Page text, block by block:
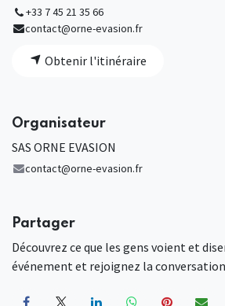
+33 7 45 21 35 66
contact@orne-evasion.fr
Obtenir l'itinéraire
Organisateur
SAS ORNE EVASION
contact@orne-evasion.fr
Partager
Découvrez ce que les gens voient et
événement et rejoignez la